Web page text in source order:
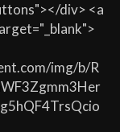
div> <a
img/b/R